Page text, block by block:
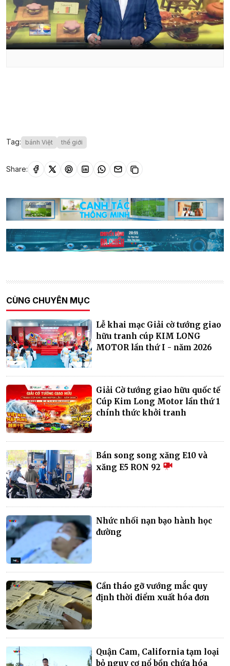
Tag: bánh Việt thế giới
Share:
CÙNG CHUYÊN MỤC
Lễ khai mạc Giải cờ tướng giao
hữu tranh cúp KIM LONG
MOTOR lần thứ I - năm 2026
Giải Cờ tướng giao hữu quốc tế
Cúp Kim Long Motor lần thứ 1
chính thức khởi tranh
Bán song song xăng E10 và
xăng E5 RON 92
Nhức nhối nạn bạo hành học
đường
Cần tháo gỡ vướng mắc quy
định thời điểm xuất hóa đơn
Quận Cam, California tạm loại
bỏ nguy cơ nổ bồn chứa hóa